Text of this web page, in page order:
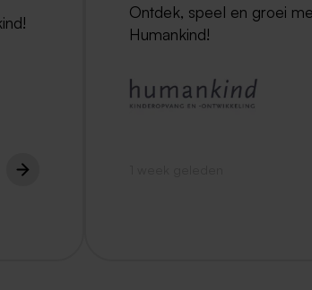
Ontdek, speel en groei
Humankind!